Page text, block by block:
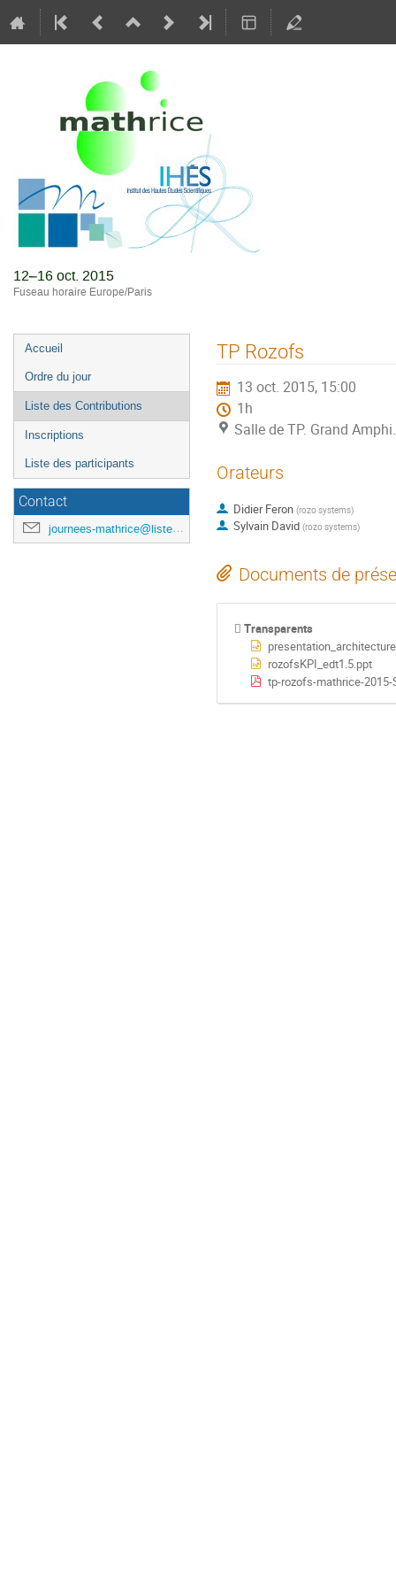
12–16 oct. 2015
Fuseau horaire Europe/Paris
Menu
de
l'événement
Accueil
Ordre du jour
Liste des Contributions
Inscriptions
Liste des participants
Contact
journees-mathrice@listes.mathrice.fr
TP Rozofs
13 oct. 2015, 15:00
1h
Salle de TP. Grand
Orateurs
Didier Feron (rozo systems)
Sylvain David (rozo systems)
Documents de
Transparents
rozofsKPI_edt1.5.ppt
tp-rozofs-mathrice-2015-